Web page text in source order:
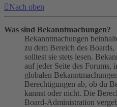
Nach oben
Was sind Bekanntmachungen?
Bekanntmachungen
zu dem Bereich des
solltest sie stets lesen.
auf jeder Seite des Forums,
globalen
Berechtigungen ab, ob du
kannst oder nicht. Die
Board-Administration